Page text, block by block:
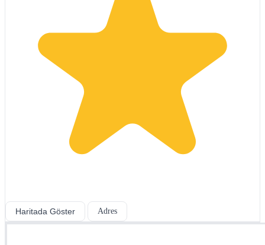
Haritada Göster Adres